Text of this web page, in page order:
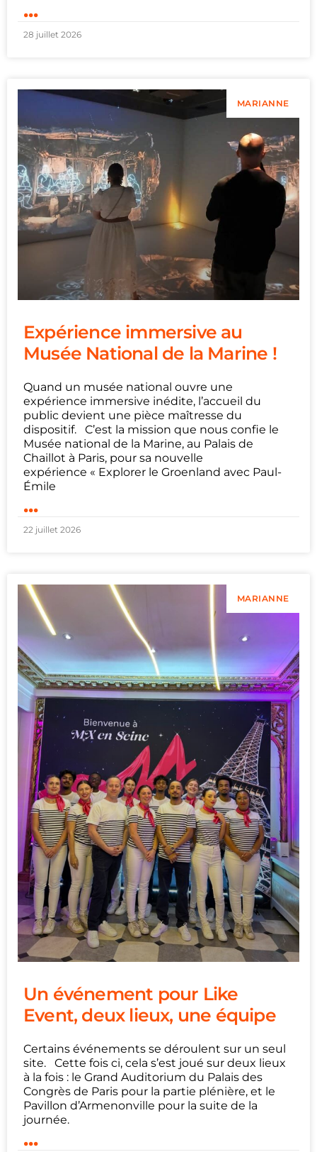
...
28 juillet 2026
MARIANNE
Expérience immersive au
Musée National de la Marine !
Quand un musée national ouvre une
expérience immersive inédite, l’accueil du
public devient une pièce maîtresse du
dispositif. C’est la mission que nous confie le
Musée national de la Marine, au Palais de
Chaillot à Paris, pour sa nouvelle
expérience « Explorer le Groenland avec Paul-
Émile
...
22 juillet 2026
MARIANNE
Un événement pour Like
Event, deux lieux, une équipe
Certains événements se déroulent sur un seul
site. Cette fois ci, cela s’est joué sur deux lieux
à la fois : le Grand Auditorium du Palais des
Congrès de Paris pour la partie plénière, et le
Pavillon d’Armenonville pour la suite de la
journée.
...